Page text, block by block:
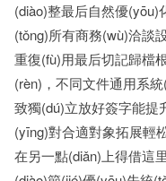
(diào)整最后自然優
(tǒng)所有商務(wù)洽談
重復(fù)用最后切記歸檔
(rèn)，不同文件通用系
致獨(dú)立放好簽字能提
(yīng)對合適對象拓展輕
在另一點(diǎn)上得借這